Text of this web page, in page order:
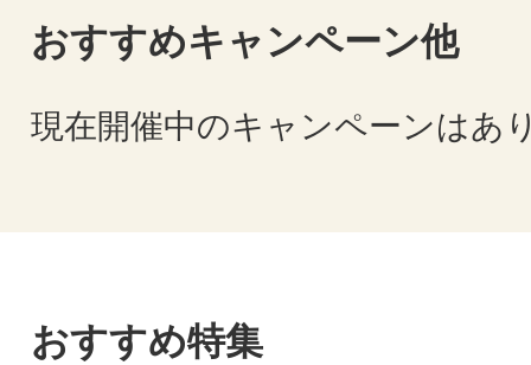
おすすめキャンペーン他
現在開催中のキャンペーンはあ
おすすめ特集